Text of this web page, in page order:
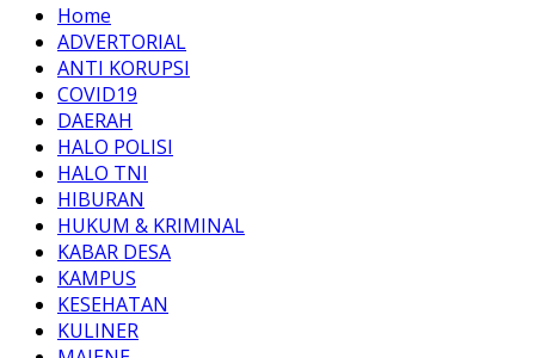
Home
ADVERTORIAL
ANTI KORUPSI
COVID19
DAERAH
HALO POLISI
HALO TNI
HIBURAN
HUKUM & KRIMINAL
KABAR DESA
KAMPUS
KESEHATAN
KULINER